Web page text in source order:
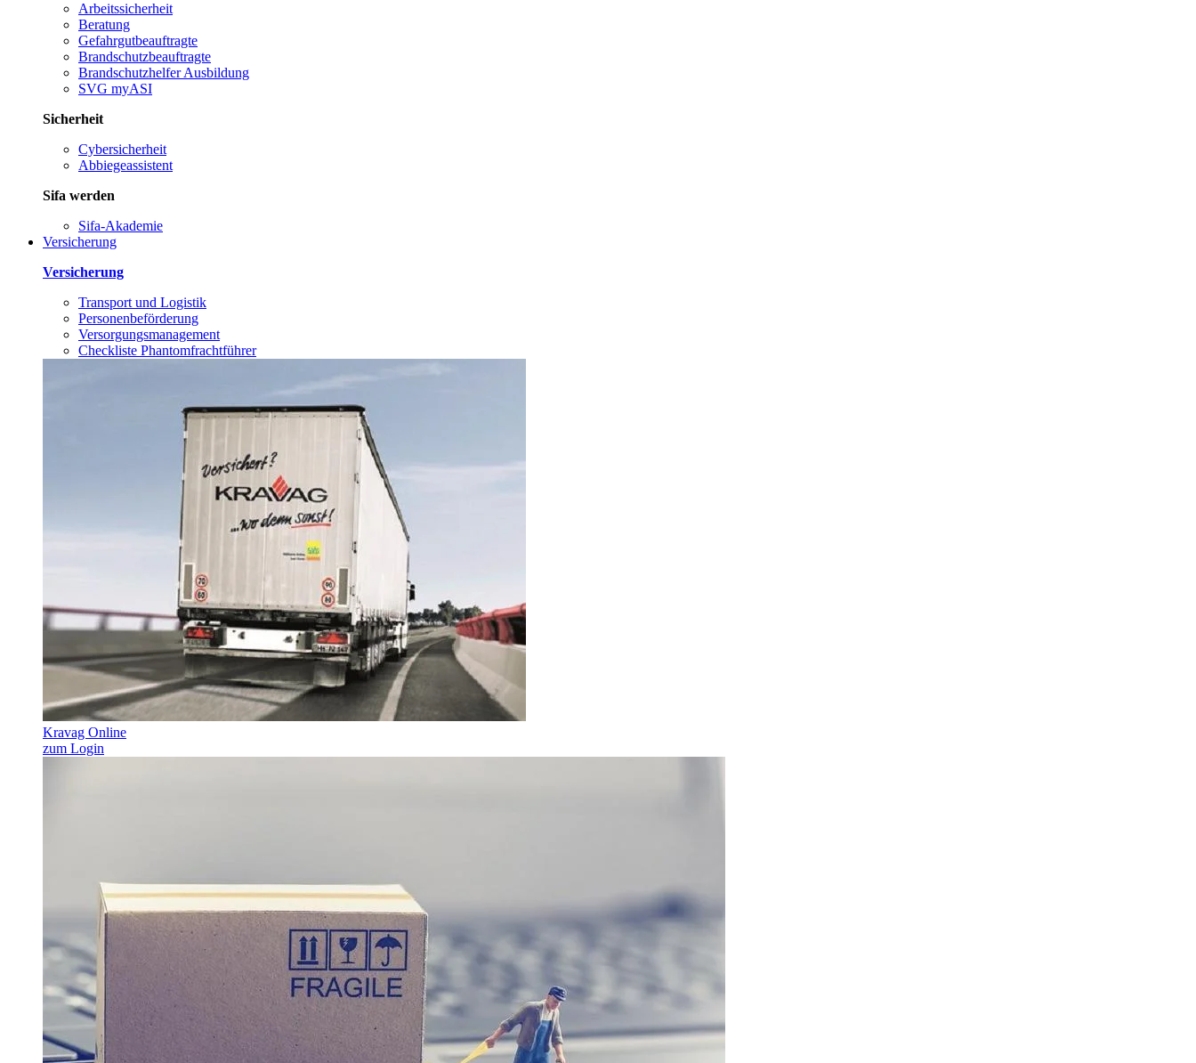
Arbeitssicherheit
Beratung
Gefahrgutbeauftragte
Brandschutzbeauftragte
Brandschutzhelfer Ausbildung
SVG myASI
Sicherheit
Cybersicherheit
Abbiegeassistent
Sifa werden
Sifa-Akademie
Versicherung
Versicherung
Transport und Logistik
Personenbeförderung
Versorgungsmanagement
Checkliste Phantomfrachtführer
Kravag Online
zum Login